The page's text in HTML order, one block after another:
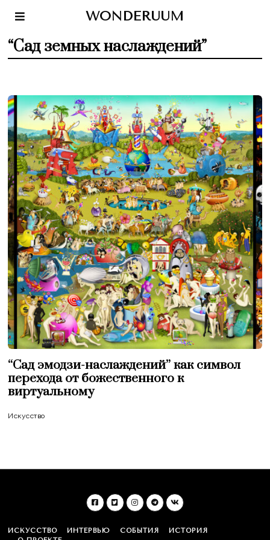
WONDERUUM
“Сад земных наслаждений”
“Сад эмодзи-наслаждений” как символ
перехода от божественного к
виртуальному
Искусство
ИСКУССТВО ИНТЕРВЬЮ СОБЫТИЯ
ИСТОРИЯ